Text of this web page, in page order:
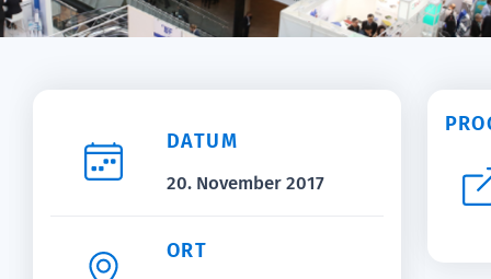
DATUM
20. November 2017
ORT